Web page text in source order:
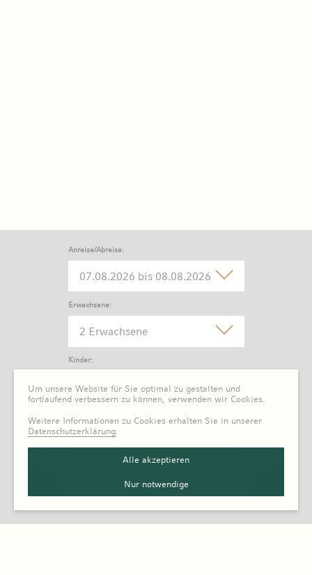
Um unsere Website für Sie optimal zu gestalten und
fortlaufend verbessern zu können, verwenden wir Cookies.
Weitere Informationen zu Cookies erhalten Sie in unserer
Datenschutzerklärung.
Alle akzeptieren
Nur notwendige
Anreise/Abreise:
Erwachsene:
2 Erwachsene
Kinder:
0 Kind